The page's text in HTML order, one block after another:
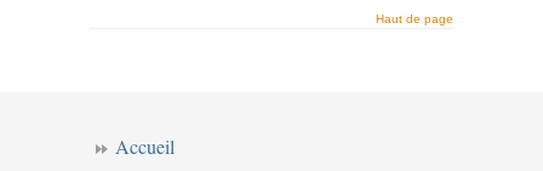
Haut de page
Accueil